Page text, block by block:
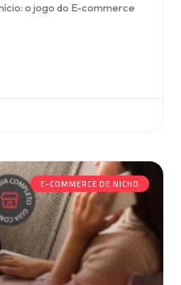
o jogo do E-commerce
E-COMMERCE DE NICHO